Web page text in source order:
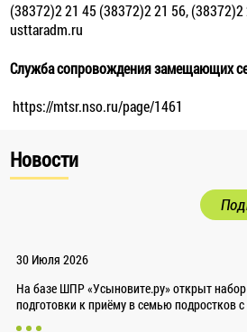
(38372)2 21 45 (38372)2 21 56,
usttaradm.ru
Служба сопровождения замещающих
https://mtsr.nso.ru/page/1461
Новости
30 Июля 2026
На базе ШПР «Усыновите.ру» открыт
подготовки к приёму в семью подростков